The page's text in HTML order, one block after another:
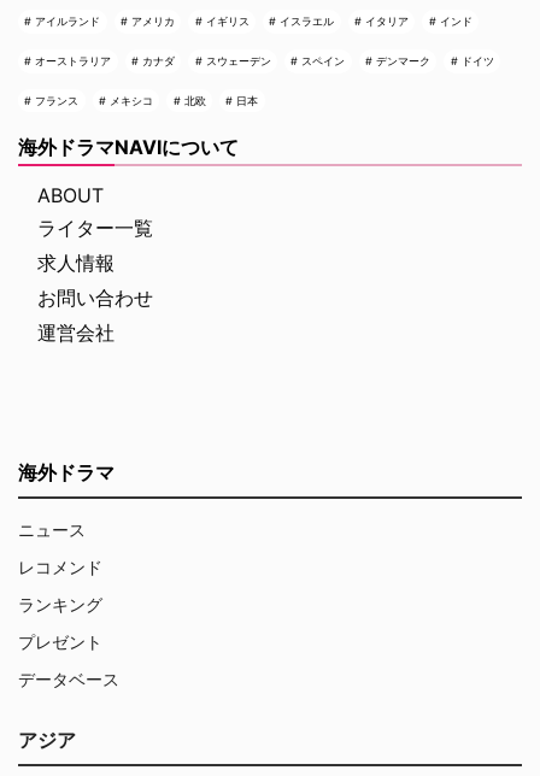
アイルランド アメリカ イギリス イスラエル イタリア インド
オーストラリア カナダ スウェーデン スペイン デンマーク ドイツ
フランス メキシコ 北欧 日本
海外ドラマNAVIについて
ABOUT
ライター一覧
求人情報
お問い合わせ
運営会社
海外ドラマ
ニュース
レコメンド
ランキング
プレゼント
データベース
アジア